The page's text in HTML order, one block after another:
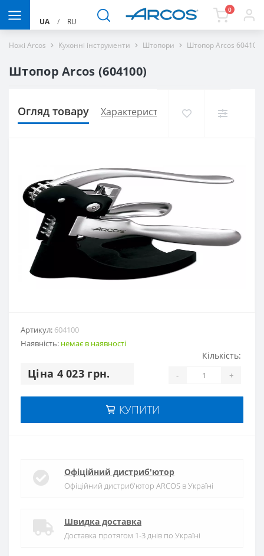
UA / RU
0
Ножі Arcos Кухонні інструменти Штопори Штопор Arcos 604100
Штопор Arcos (604100)
Огляд товару Характеристики Доставка і
Артикул: 604100
Наявність: немає в наявностi
Цiна 4 023 грн.
Кількість:
- +
КУПИТИ
Офіційний дистриб'ютор
Офіційний дистриб'ютор ARCOS в Україні
Швидка доставка
Доставка протягом 1-3 днів по Україні